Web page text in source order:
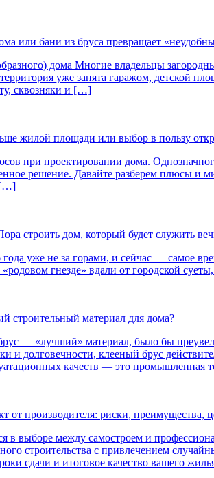
или бани из бруса превращает
дома Многие владельцы
уже занята гаражом, детской
сквозняки и […]
жилой площади или выбор в пользу
при проектировании дома.
решение. Давайте разберем плюсы
[…]
строить дом, который будет служить
уже не за горами, и сейчас — самое
гнезде» вдали от городской
строительный материал для дома?
— «лучший» материал, было бы
и долговечности, клееный брус
качеств — это промышленная
от производителя: риски, преимущества,
в выборе между самостроем и
строительства с привлечением
сдачи и итоговое качество вашего